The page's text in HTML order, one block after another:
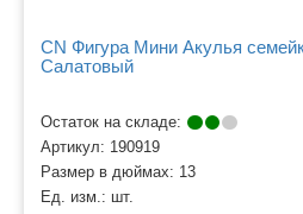
CN Фигура Мини Акулья
Салатовый
Остаток на складе:
Артикул: 190919
Размер в дюймах: 13
Ед. изм.: шт.